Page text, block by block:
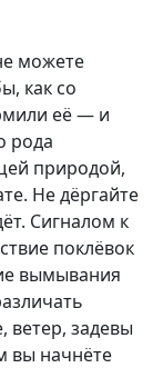
можете
как со
её — и
рода
природой,
Не дёргайте
Сигналом к
поклёвок
вымывания
ветер, задевы
вы начнёте